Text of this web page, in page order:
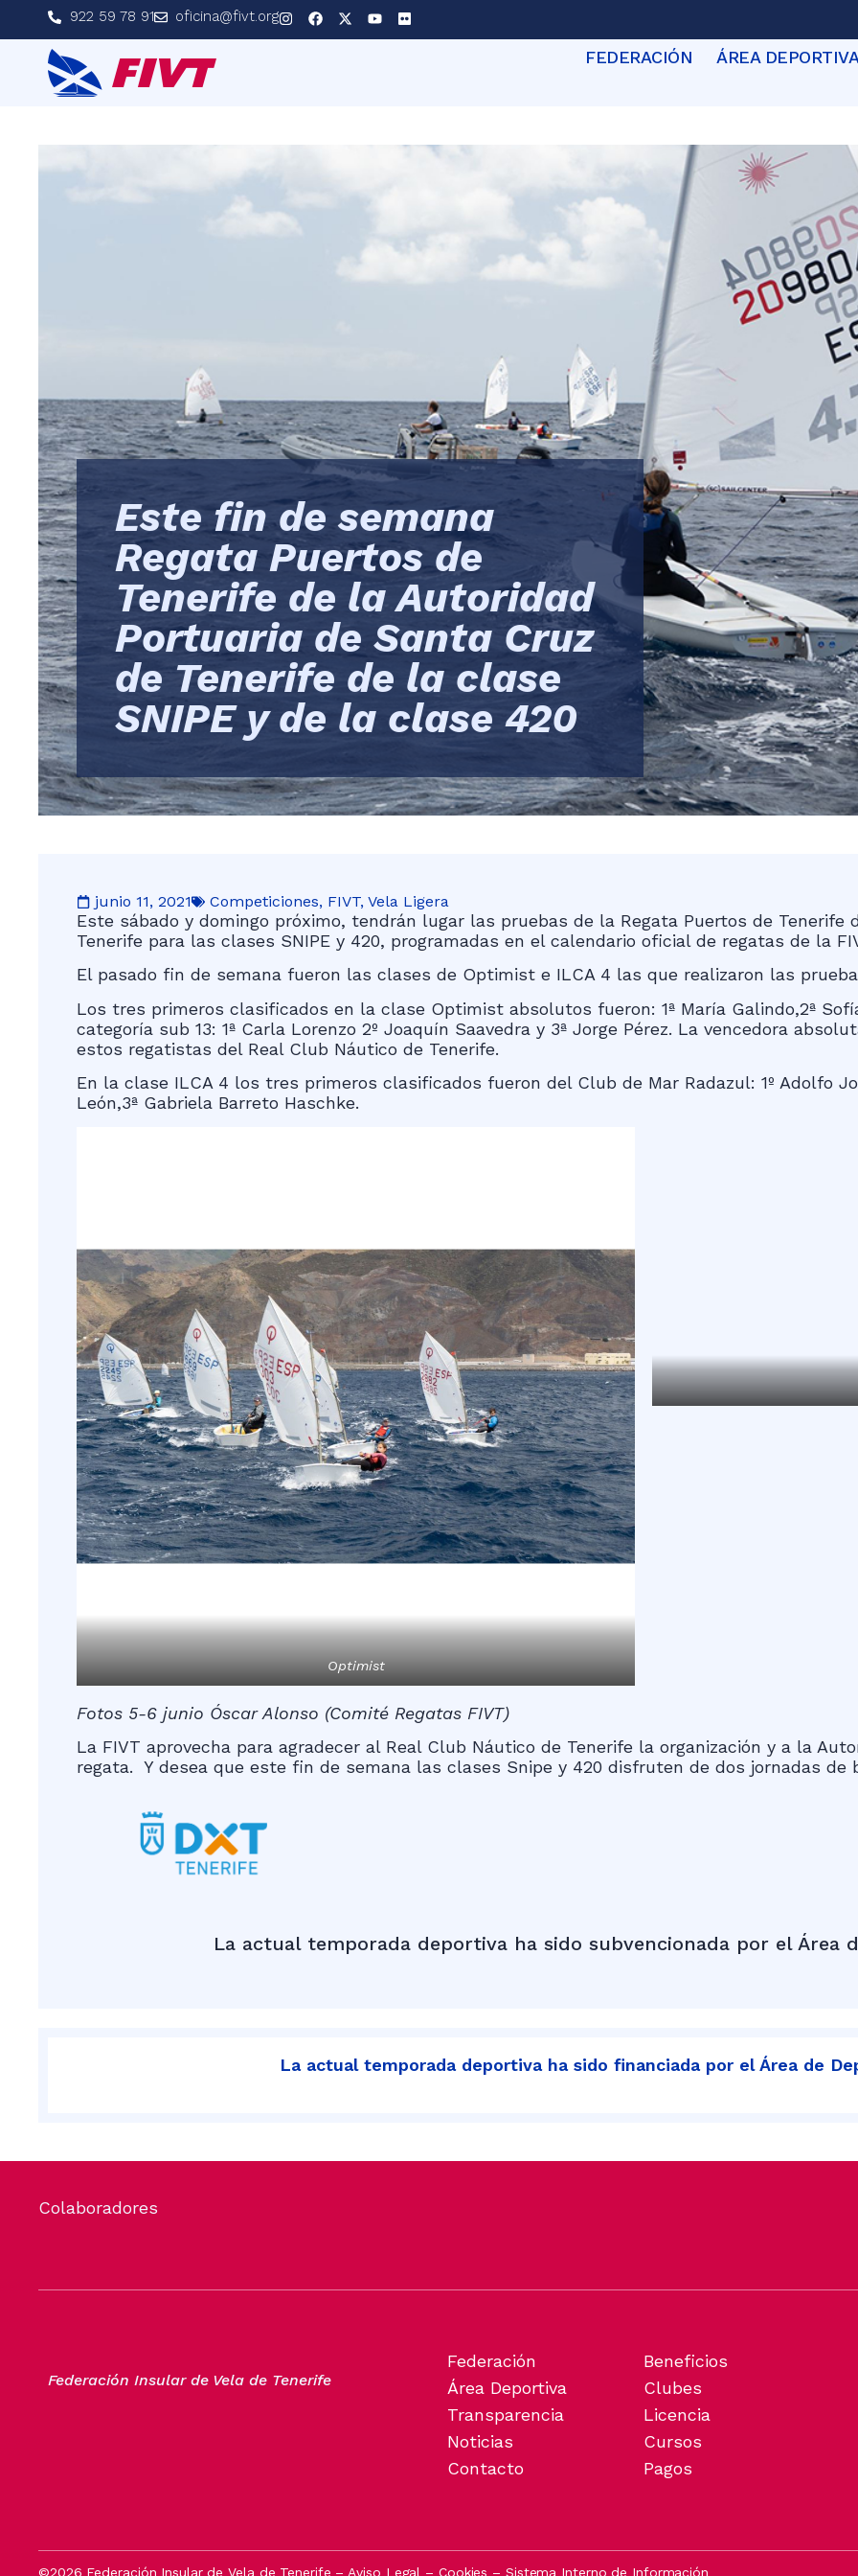
922 59 78 91 oficina@fivt.org
FEDERACIÓN ÁREA DEPORTIVA
Este fin de semana
Regata Puertos de
Tenerife de la Autoridad
Portuaria de Santa Cruz
de Tenerife de la clase
SNIPE y de la clase 420
junio 11, 2021 Competiciones, FIVT, Vela Ligera
Este sábado y domingo próximo, tendrán lugar las pruebas de la Regata Puertos de Tenerife
Tenerife para las clases SNIPE y 420, programadas en el calendario oficial de regatas de la
El pasado fin de semana fueron las clases de Optimist e ILCA 4 las que realizaron las
Los tres primeros clasificados en la clase Optimist absolutos fueron: 1ª María Galindo,2ª
categoría sub 13: 1ª Carla Lorenzo 2º Joaquín Saavedra y 3ª Jorge Pérez. La vencedora
estos regatistas del Real Club Náutico de Tenerife.
En la clase ILCA 4 los tres primeros clasificados fueron del Club de Mar Radazul: 1º Adolfo
León,3ª Gabriela Barreto Haschke.
Optimist
Fotos 5-6 junio Óscar Alonso (Comité Regatas FIVT)
La FIVT aprovecha para agradecer al Real Club Náutico de Tenerife la organización y a la
regata. Y desea que este fin de semana las clases Snipe y 420 disfruten de dos jornadas de
La actual temporada deportiva ha sido subvencionada por el Área
La actual temporada deportiva ha sido financiada por el Área de
Colaboradores
Federación Insular de Vela de Tenerife
Federación
Área Deportiva
Transparencia
Noticias
Contacto
Beneficios
Clubes
Licencia
Cursos
Pagos
©2026 Federación Insular de Vela de Tenerife – Aviso Legal – Cookies – Sistema Interno de Información